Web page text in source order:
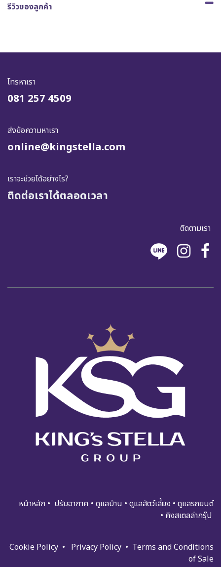
รีวิวของลูกค้า
โทรหาเรา
081 257 4509
ส่งข้อความหาเรา
online@kingstella.com
เราจะช่วยได้อย่างไร?
ติดต่อเราได้ตลอดเวลา
ติดตามเรา
หน้าหลัก • ปรับอ​​​​​า​กาศ • ดูแ​​​ล​บ้า​น • ดูแล​สัตว์เลี้ยง • ดูแล​รถย​นต์
• คิงสเตลล่ากรุ๊ป
Cookie Policy • Privacy Policy • Terms and Condi​tions
of Sale